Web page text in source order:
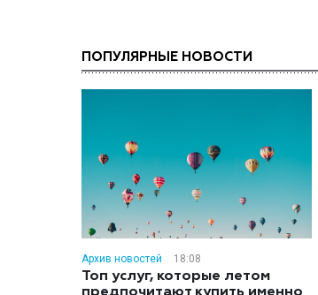
ПОПУЛЯРНЫЕ НОВОСТИ
Архив новостей 18:08
Топ услуг, которые летом